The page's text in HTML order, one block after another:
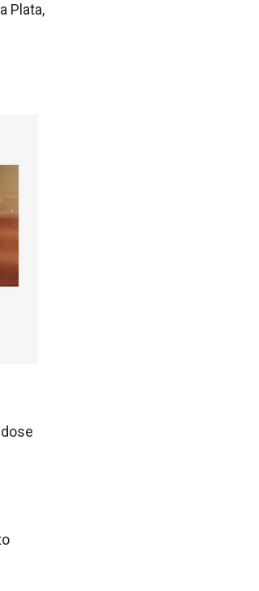
Plata,